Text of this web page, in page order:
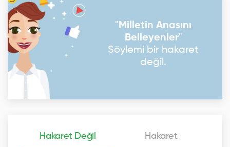
"Milletin Anasını
Belleyenler"
Söylemi bir hakaret
değil.
Hakaret Değil Hakaret